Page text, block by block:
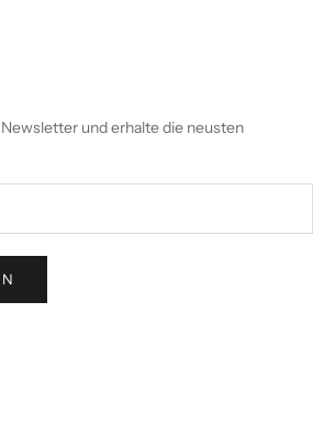
und erhalte die neusten